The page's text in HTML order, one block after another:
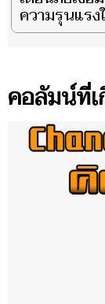
ความรุนแร
คอลัมน์ที่